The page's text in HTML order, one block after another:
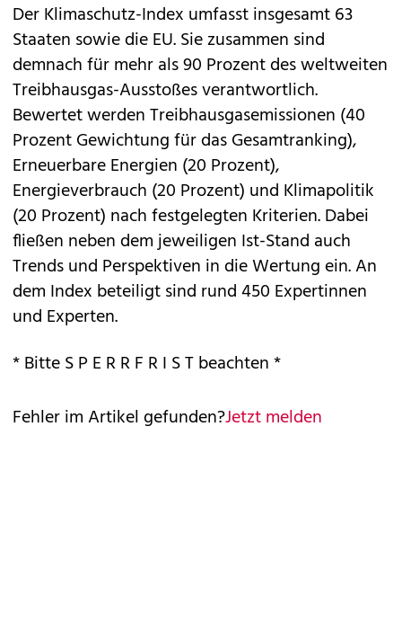
Der Klimaschutz-Index umfasst insgesamt 63
Staaten sowie die EU. Sie zusammen sind
demnach für mehr als 90 Prozent des weltweiten
Treibhausgas-Ausstoßes verantwortlich.
Bewertet werden Treibhausgasemissionen (40
Prozent Gewichtung für das Gesamtranking),
Erneuerbare Energien (20 Prozent),
Energieverbrauch (20 Prozent) und Klimapolitik
(20 Prozent) nach festgelegten Kriterien. Dabei
fließen neben dem jeweiligen Ist-Stand auch
Trends und Perspektiven in die Wertung ein. An
dem Index beteiligt sind rund 450 Expertinnen
und Experten.
* Bitte S P E R R F R I S T beachten *
Fehler im Artikel gefunden?Jetzt melden